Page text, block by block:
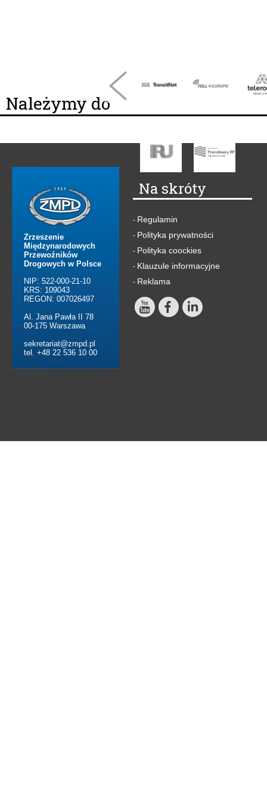
Należymy do
Zrzeszenie
Międzynarodowych
Przewoźników
Drogowych w Polsce
NIP: 522-000-21-10
KRS: 109043
REGON: 007026497
Al. Jana Pawła II 78
00-175 Warszawa
sekretariat@zmpd.pl
tel. +48 22 536 10 00
Na skróty
- Regulamin
- Polityka prywatności
- Polityka coockies
- Klauzule informacyjne
- Reklama